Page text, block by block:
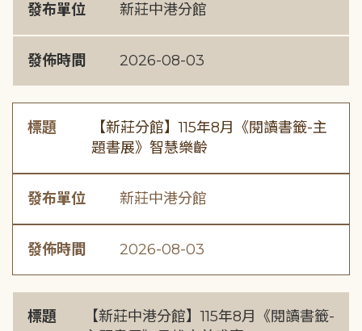
發布單位 新莊中港分館
發佈時間 2026-08-03
標題
【新莊分館】115年8月《閱讀書籤-主
題書展》智慧樂齡
發布單位 新莊中港分館
發佈時間 2026-08-03
標題
【新莊中港分館】115年8月《閱讀書籤-